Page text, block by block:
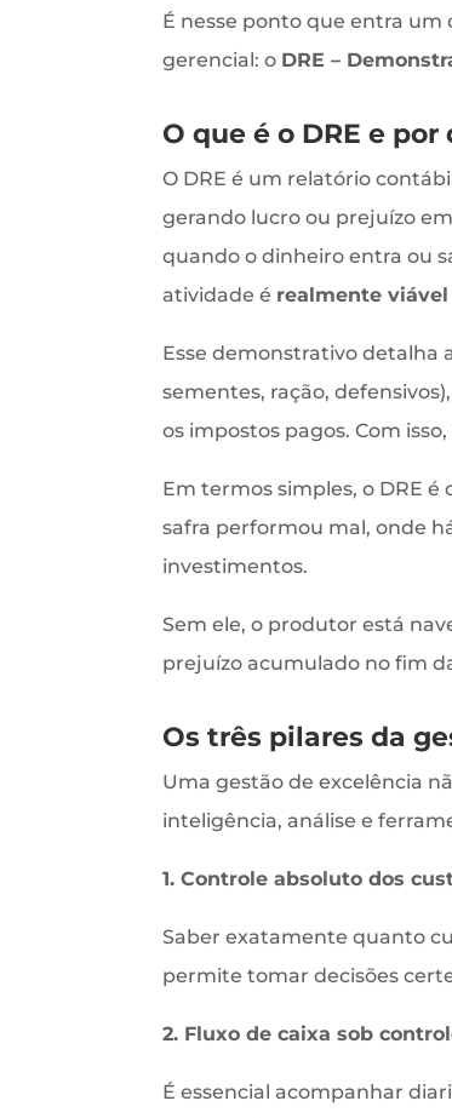
É nesse ponto que entra
gerencial: o DRE –
O que é o DRE e
O DRE é um relatório
gerando lucro ou prejuízo
quando o dinheiro entra ou
atividade é realmente
Esse demonstrativo detalha
sementes, ração,
os impostos pagos. Com
Em termos simples, o DRE
safra performou mal, onde
investimentos.
Sem ele, o produtor está
prejuízo acumulado no fim
Os três pilares da
Uma gestão de excelência
inteligência, análise e
1. Controle absoluto dos
Saber exatamente quanto
permite tomar decisões
2. Fluxo de caixa sob
É essencial acompanhar